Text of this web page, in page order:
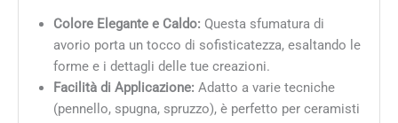
Colore Elegante e Caldo: Questa sfumatura di
avorio porta un tocco di sofisticatezza, esaltando le
forme e i dettagli delle tue creazioni.
Facilità di Applicazione: Adatto a varie tecniche
(pennello, spugna, spruzzo), è perfetto per ceramisti